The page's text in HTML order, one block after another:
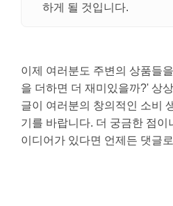
하게 될 것입니다.
이제 여러분도 주변의 상품들
을 더하면 더 재미있을까?' 상
글이 여러분의 창의적인 소비
기를 바랍니다. 더 궁금한 점
이디어가 있다면 언제든 댓글